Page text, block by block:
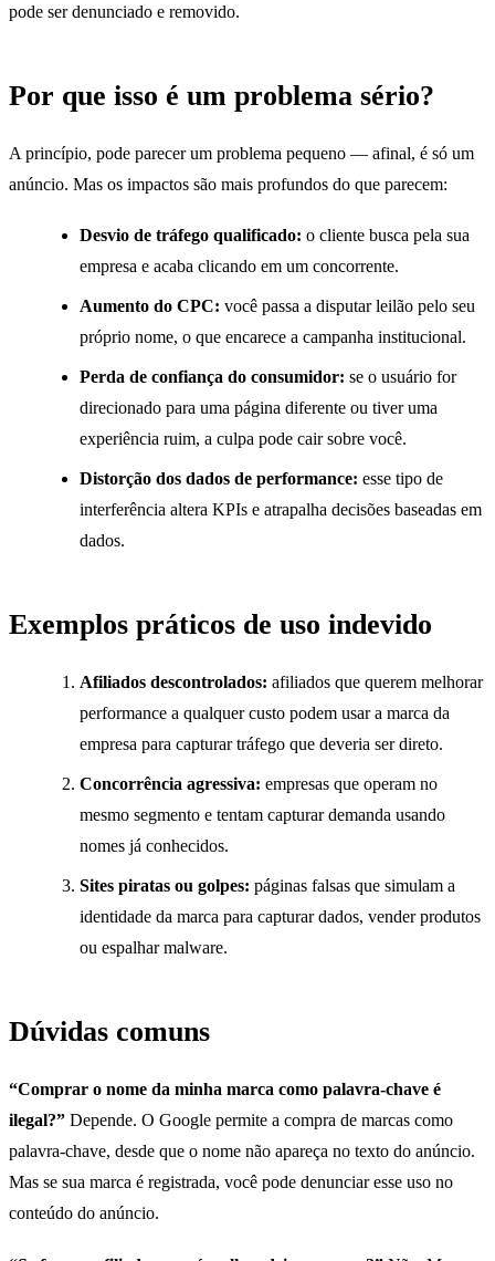
pode ser denunciado e removido.
Por que isso é um problema sério?
A princípio, pode parecer um problema pequeno — afinal, é só um
anúncio. Mas os impactos são mais profundos do que parecem:
Desvio de tráfego qualificado: o cliente busca pela sua
empresa e acaba clicando em um concorrente.
Aumento do CPC: você passa a disputar leilão pelo seu
próprio nome, o que encarece a campanha institucional.
Perda de confiança do consumidor: se o usuário for
direcionado para uma página diferente ou tiver uma
experiência ruim, a culpa pode cair sobre você.
Distorção dos dados de performance: esse tipo de
interferência altera KPIs e atrapalha decisões baseadas em
dados.
Exemplos práticos de uso indevido
Afiliados descontrolados: afiliados que querem melhorar
performance a qualquer custo podem usar a marca da
empresa para capturar tráfego que deveria ser direto.
Concorrência agressiva: empresas que operam no
mesmo segmento e tentam capturar demanda usando
nomes já conhecidos.
Sites piratas ou golpes: páginas falsas que simulam a
identidade da marca para capturar dados, vender produtos
ou espalhar malware.
Dúvidas comuns
“Comprar o nome da minha marca como palavra-chave é
ilegal?” Depende. O Google permite a compra de marcas como
palavra-chave, desde que o nome não apareça no texto do anúncio.
Mas se sua marca é registrada, você pode denunciar esse uso no
conteúdo do anúncio.